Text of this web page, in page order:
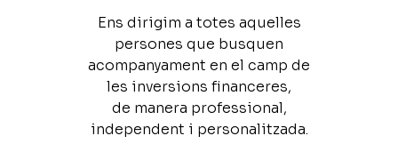
Ens dirigim a totes aquelles
persones que busquen
acompanyament en el camp de
les inversions financeres,
de manera professional,
independent i personalitzada.